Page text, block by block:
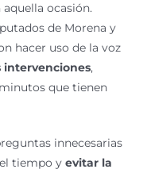
ocasión.
de Morena y
hacer uso de la voz
,
que tienen
innecesarias
tiempo y evitar la